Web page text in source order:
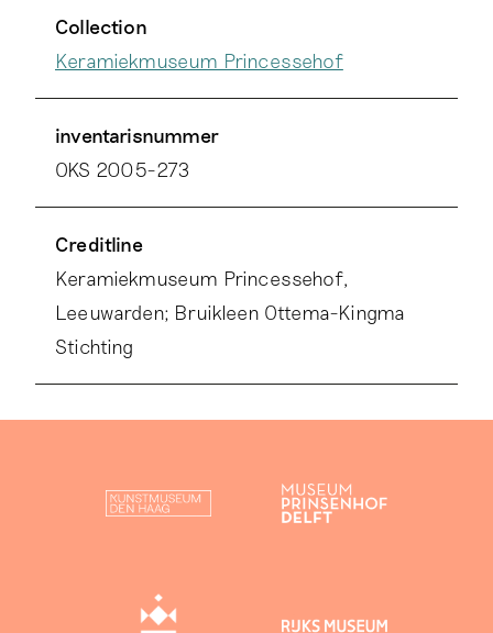
Collection
Keramiekmuseum Princessehof
inventarisnummer
OKS 2005-273
Creditline
Keramiekmuseum Princessehof,
Leeuwarden; Bruikleen Ottema-Kingma
Stichting